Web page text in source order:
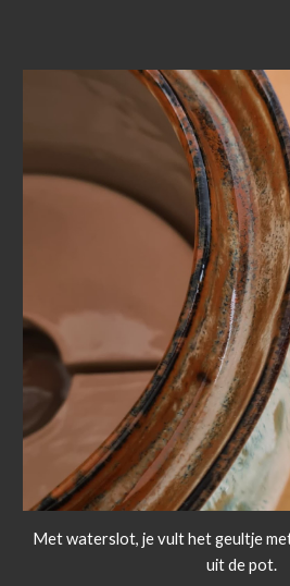
Met waterslot, je vult het geultje
uit de pot.